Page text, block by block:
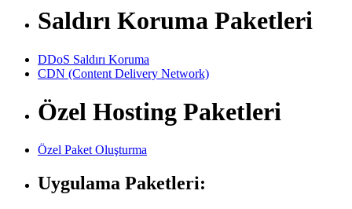
Saldırı Koruma Paketleri
DDoS Saldırı Koruma
CDN (Content Delivery Network)
Özel Hosting Paketleri
Özel Paket Oluşturma
Uygulama Paketleri: